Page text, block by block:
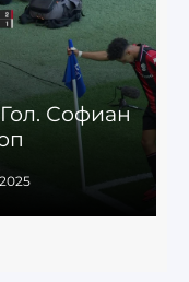
Софиан